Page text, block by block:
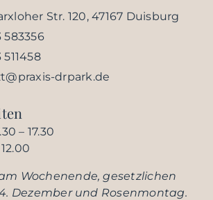
Str. 120, 47167 Duisburg
583356
drpark.de
– 17.30
Wochenende, gesetzlichen
Dezember und Rosenmontag.